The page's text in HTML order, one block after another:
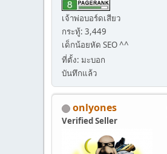
เจ้าพ่อบอร์ดเสียว
กระทู้: 3,449
เด็กน้อยหัด SEO ^^
ที่ตั้ง: มะบอก
บันทึกแล้ว
onlyones
Verified Seller